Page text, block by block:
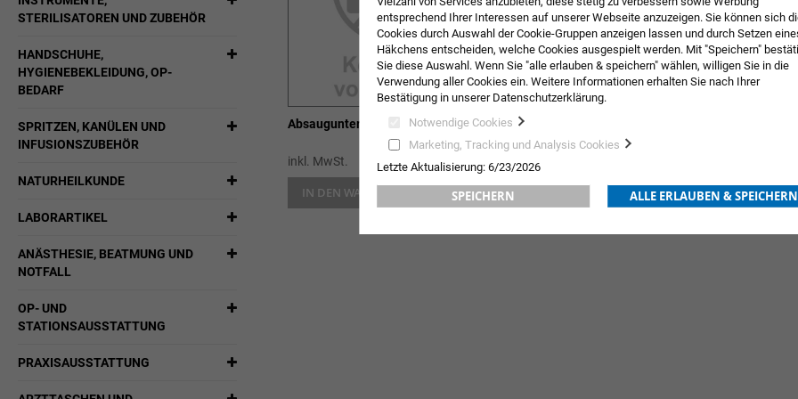
Absaugunterbrechung Fingertip
inkl. MwSt. 33,32 €
IN DEN WARENKORB ZUR
Katheterstopfen
inkl. MwSt.
IN DEN WARENKORB ZUR
STERILISATOREN UND ZUBEHÖR
HANDSCHUHE,
HYGIENEBEKLEIDUNG, OP-
BEDARF
SPRITZEN, KANÜLEN UND
INFUSIONSZUBEHÖR
NATURHEILKUNDE
LABORARTIKEL
ANÄSTHESIE, BEATMUNG UND
NOTFALL
OP- UND
STATIONSAUSSTATTUNG
PRAXISAUSSTATTUNG
entsprechend Ihrer Interessen auf unserer Webseite anzuzeigen. Sie können sich
Cookies durch Auswahl der Cookie-Gruppen anzeigen lassen und durch Setzen
Häkchens entscheiden, welche Cookies ausgespielt werden. Mit "Speichern"
Sie diese Auswahl. Wenn Sie "alle erlauben & speichern" wählen, willigen Sie in die
Verwendung aller Cookies ein. Weitere Informationen erhalten Sie nach Ihrer
Bestätigung in unserer Datenschutzerklärung.
Notwendige Cookies
Marketing, Tracking und Analysis Cookies
Letzte Aktualisierung: 6/23/2026
SPEICHERN ALLE ERLAUBEN & SPEICHERN